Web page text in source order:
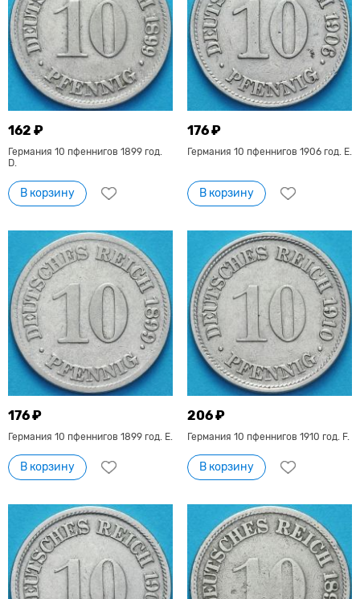
162 ₽
Германия 10 пфеннигов 1899 год.
D.
В корзину
176 ₽
Германия 10 пфеннигов 1906 год. Е.
В корзину
176 ₽
Германия 10 пфеннигов 1899 год. Е.
В корзину
206 ₽
Германия 10 пфеннигов 1910 год. F.
В корзину